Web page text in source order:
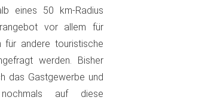
eines 50 km-Radius
vor allem für
für andere touristische
werden. Bisher
das Gastgewerbe und
auf diese